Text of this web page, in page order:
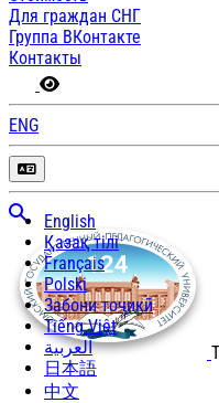
Для граждан СНГ
Группа ВКонтакте
Контакты
ENG
English
Қазақ тілі
Français
Polski
Забони тоҷикӣ
Tiếng Việt
العربية
日本語
中文